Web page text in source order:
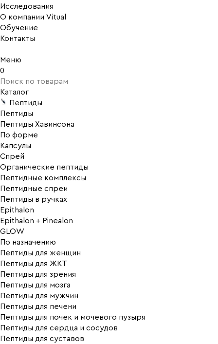
Исследования
О компании Vitual
Обучение
Контакты
Меню
0
Каталог
Пептиды
Пептиды
Пептиды Хавинсона
По форме
Капсулы
Спрей
Органические пептиды
Пептидные комплексы
Пептидные спреи
Пептиды в ручках
Epithalon
Epithalon + Pinealon
GLOW
По назначению
Пептиды для женщин
Пептиды для ЖКТ
Пептиды для зрения
Пептиды для мозга
Пептиды для мужчин
Пептиды для печени
Пептиды для почек и мочевого пузыря
Пептиды для сердца и сосудов
Пептиды для суставов